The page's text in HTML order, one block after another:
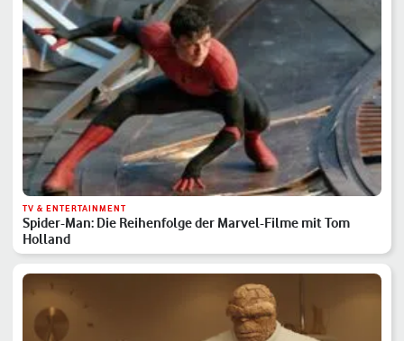
TV & ENTERTAINMENT
Spider-Man: Die Reihenfolge der Marvel-Filme mit Tom
Holland